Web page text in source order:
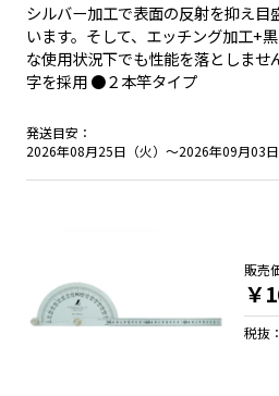
シルバー加工で表面の反射を抑え目
います。そして、エッチング加工+
な使用状況下でも性能を落としま
字を採用 ●２本竿タイプ
発送目安：
2026年08月25日（火）～2026年09月03日
販売
￥
税抜